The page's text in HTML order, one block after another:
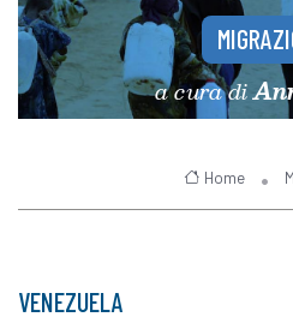
a cura di
Home
VENEZUELA